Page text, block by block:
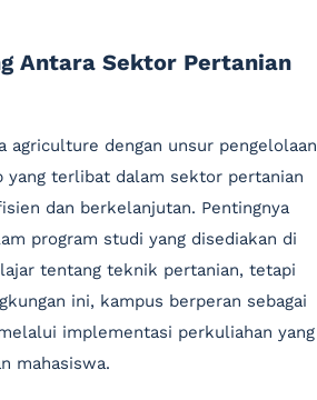
Antara Sektor Pertanian
agriculture dengan unsur pengelolaan
yang terlibat dalam sektor pertanian
dan berkelanjutan. Pentingnya
program studi yang disediakan di
tentang teknik pertanian, tetapi
ini, kampus berperan sebagai
implementasi perkuliahan yang
mahasiswa.